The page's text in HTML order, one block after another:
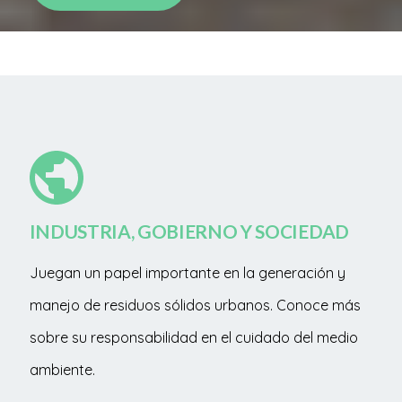
INDUSTRIA, GOBIERNO Y SOCIEDAD
Juegan un papel importante en la generación y
manejo de residuos sólidos urbanos. Conoce más
sobre su responsabilidad en el cuidado del medio
ambiente.